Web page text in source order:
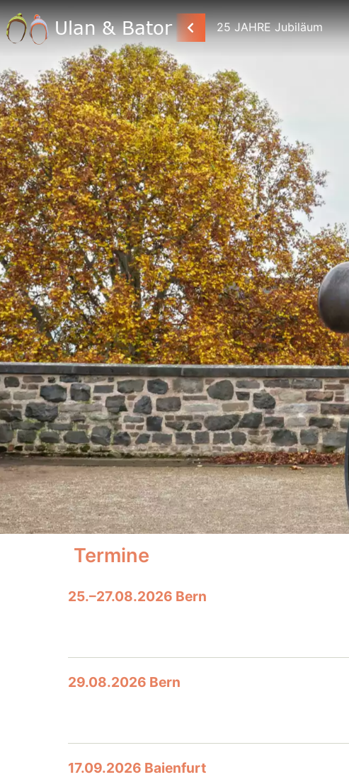
25 JAHRE Jubiläum
Termine
25.–27.08.2026 Bern
29.08.2026 Bern
17.09.2026 Baienfurt